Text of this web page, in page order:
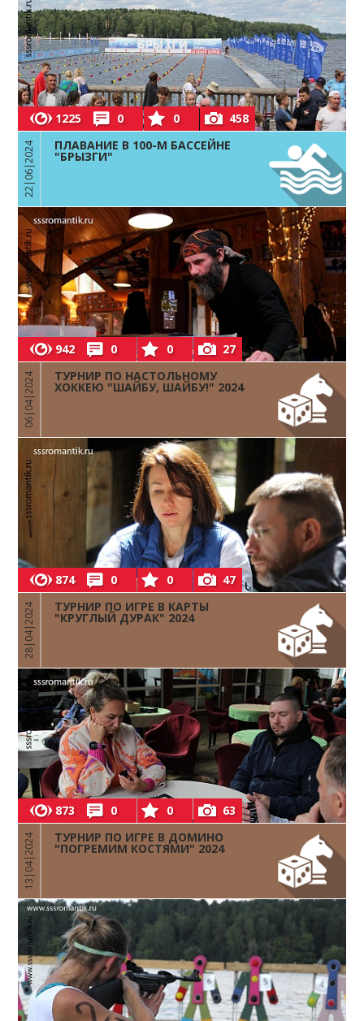
1225 0 0 458
22|06|2024 ПЛАВАНИЕ В 100-М БАССЕЙНЕ
"БРЫЗГИ"
942 0 0 27
06|04|2024 ТУРНИР ПО НАСТОЛЬНОМУ
ХОККЕЮ "ШАЙБУ, ШАЙБУ!" 2024
874 0 0 47
28|04|2024 ТУРНИР ПО ИГРЕ В КАРТЫ
"КРУГЛЫЙ ДУРАК" 2024
873 0 0 63
13|04|2024 ТУРНИР ПО ИГРЕ В ДОМИНО
"ПОГРЕМИМ КОСТЯМИ" 2024